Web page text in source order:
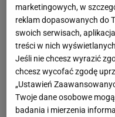
marketingowych, w
reklam dopasowanych do
swoich serwisach,
treści w nich
Jeśli nie chcesz wyrazić
chcesz wycofać zgodę
„Ustawień
Twoje dane osobowe
badania i mierzenia